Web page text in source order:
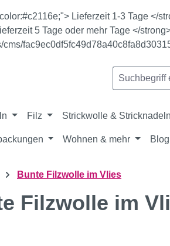
Lieferzeit 1-3 Tage </
5 Tage oder mehr Tage </
cms/
Filz Strickwolle & Stricknadeln
Wohnen & mehr Blog
Bunte Filzwolle im Vlies
Filzwolle im